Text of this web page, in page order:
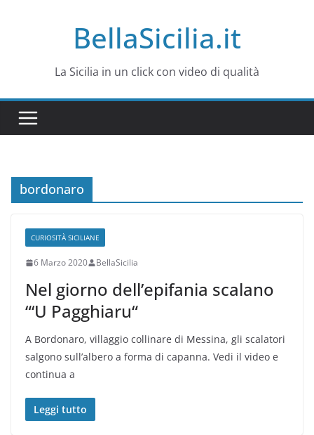
BellaSicilia.it
La Sicilia in un click con video di qualità
bordonaro
CURIOSITÀ SICILIANE
6 Marzo 2020 BellaSicilia
Nel giorno dell’epifania scalano
“‘U Pagghiaru“
A Bordonaro, villaggio collinare di Messina, gli scalatori
salgono sull’albero a forma di capanna. Vedi il video e
continua a
Leggi tutto